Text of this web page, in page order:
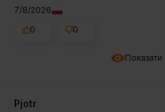
Показати
7/8/2026
0
0
Pjotr